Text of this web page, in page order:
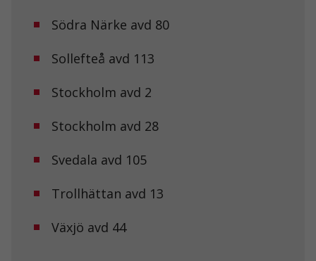
Södra Närke avd 80
Sollefteå avd 113
Stockholm avd 2
Stockholm avd 28
Svedala avd 105
Trollhättan avd 13
Växjö avd 44